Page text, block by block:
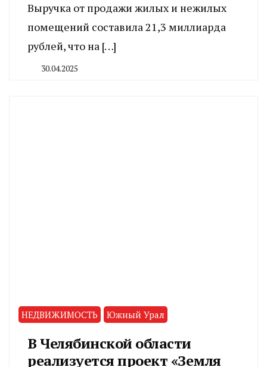
Выручка от продажи жилых и нежилых
помещений составила 21,3 миллиарда
рублей, что на […]
30.04.2025
НЕДВИЖИМОСТЬ Южный Урал
В Челябинской области
реализуется проект «Земля